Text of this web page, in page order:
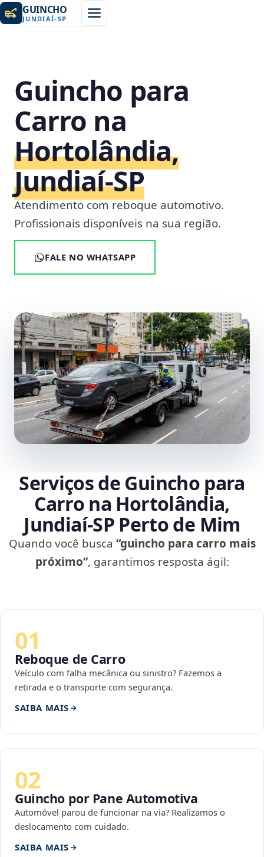
GUINCHO
JUNDIAÍ-SP
Guincho para
Carro na
Hortolândia,
Jundiaí‑SP
Atendimento com reboque automotivo.
Profissionais disponíveis na sua região.
FALE NO WHATSAPP
Serviços de Guincho para
Carro na Hortolândia,
Jundiaí‑SP Perto de Mim
Quando você busca “guincho para carro mais
próximo”, garantimos resposta ágil:
01
Reboque de Carro
Veículo com falha mecânica ou sinistro? Fazemos a
retirada e o transporte com segurança.
SAIBA MAIS
02
Guincho por Pane Automotiva
Automóvel parou de funcionar na via? Realizamos o
deslocamento com cuidado.
SAIBA MAIS